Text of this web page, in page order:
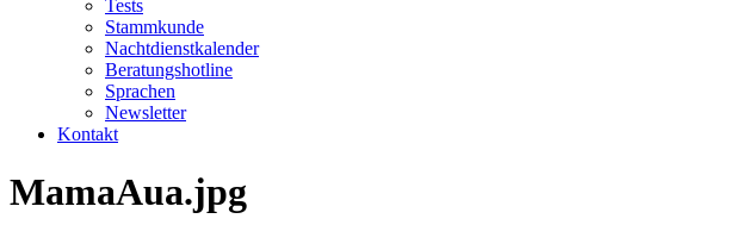
Tests
Stammkunde
Nachtdienstkalender
Beratungshotline
Sprachen
Newsletter
Kontakt
MamaAua.jpg